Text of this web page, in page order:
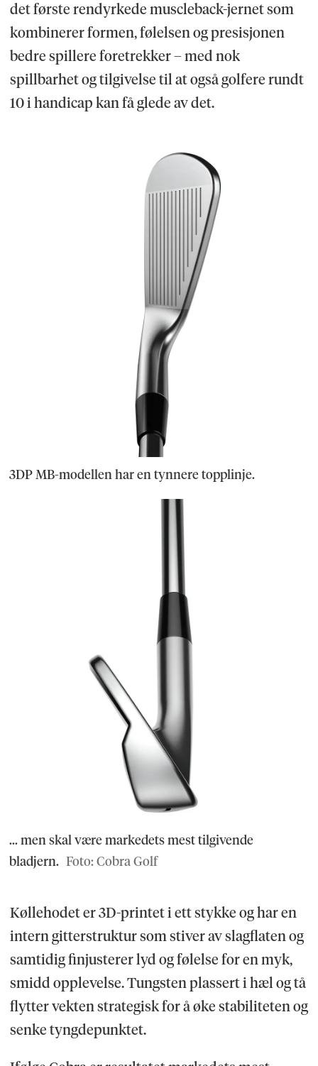
det første rendyrkede muscleback-jernet som
kombinerer formen, følelsen og presisjonen
bedre spillere foretrekker – med nok
spillbarhet og tilgivelse til at også golfere rundt
10 i handicap kan få glede av det.
3DP MB-modellen har en tynnere topplinje.
... men skal være markedets mest tilgivende
bladjern. Foto: Cobra Golf
Køllehodet er 3D-printet i ett stykke og har en
intern gitterstruktur som stiver av slagflaten og
samtidig finjusterer lyd og følelse for en myk,
smidd opplevelse. Tungsten plassert i hæl og tå
flytter vekten strategisk for å øke stabiliteten og
senke tyngdepunktet.